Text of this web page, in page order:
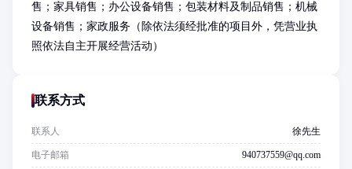
售；家具销售；办公设备销售；包装材料及制品销售；机械
设备销售；家政服务（除依法须经批准的项目外，凭营业执
照依法自主开展经营活动）
联系方式
联系人 徐先生
电子邮箱 940737559@qq.com